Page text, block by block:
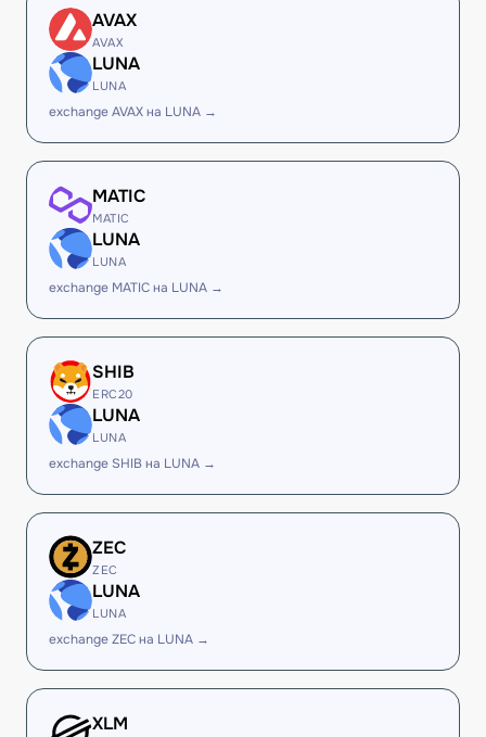
AVAX
AVAX
LUNA
LUNA
exchange AVAX на LUNA →
MATIC
MATIC
LUNA
LUNA
exchange MATIC на LUNA →
SHIB
ERC20
LUNA
LUNA
exchange SHIB на LUNA →
ZEC
ZEC
LUNA
LUNA
exchange ZEC на LUNA →
XLM